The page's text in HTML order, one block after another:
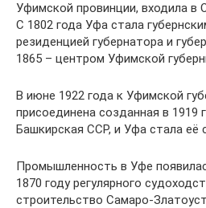
Уфимской провинции, входила в
С 1802 года Уфа стала
резиденцией губернатора и
1865 – центром Уфимской
В июне 1922 года к Уфимской
присоединена созданная в 1919
Башкирская ССР, и Уфа стала её
Промышленность в Уфе
1870 году регулярного
строительство Самаро-